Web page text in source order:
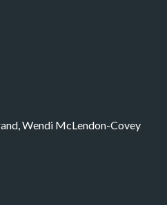
Wendi McLendon-Covey